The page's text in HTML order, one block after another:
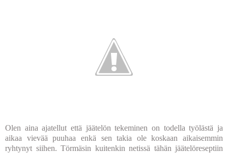
Olen aina ajatellut että jäätelön tekeminen on todella työlästä ja
aikaa vievää puuhaa enkä sen takia ole koskaan aikaisemmin
ryhtynyt siihen. Törmäsin kuitenkin netissä tähän jäätelöreseptiin